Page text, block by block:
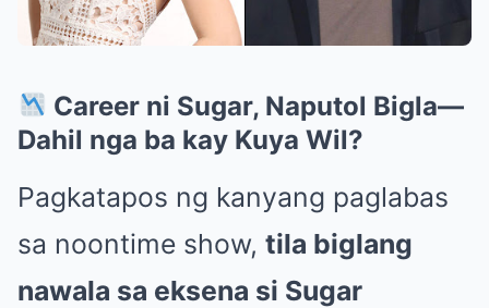
Career ni Sugar, Naputol Bigla—
Dahil nga ba kay Kuya Wil?
Pagkatapos ng kanyang paglabas
sa noontime show, tila biglang
nawala sa eksena si Sugar